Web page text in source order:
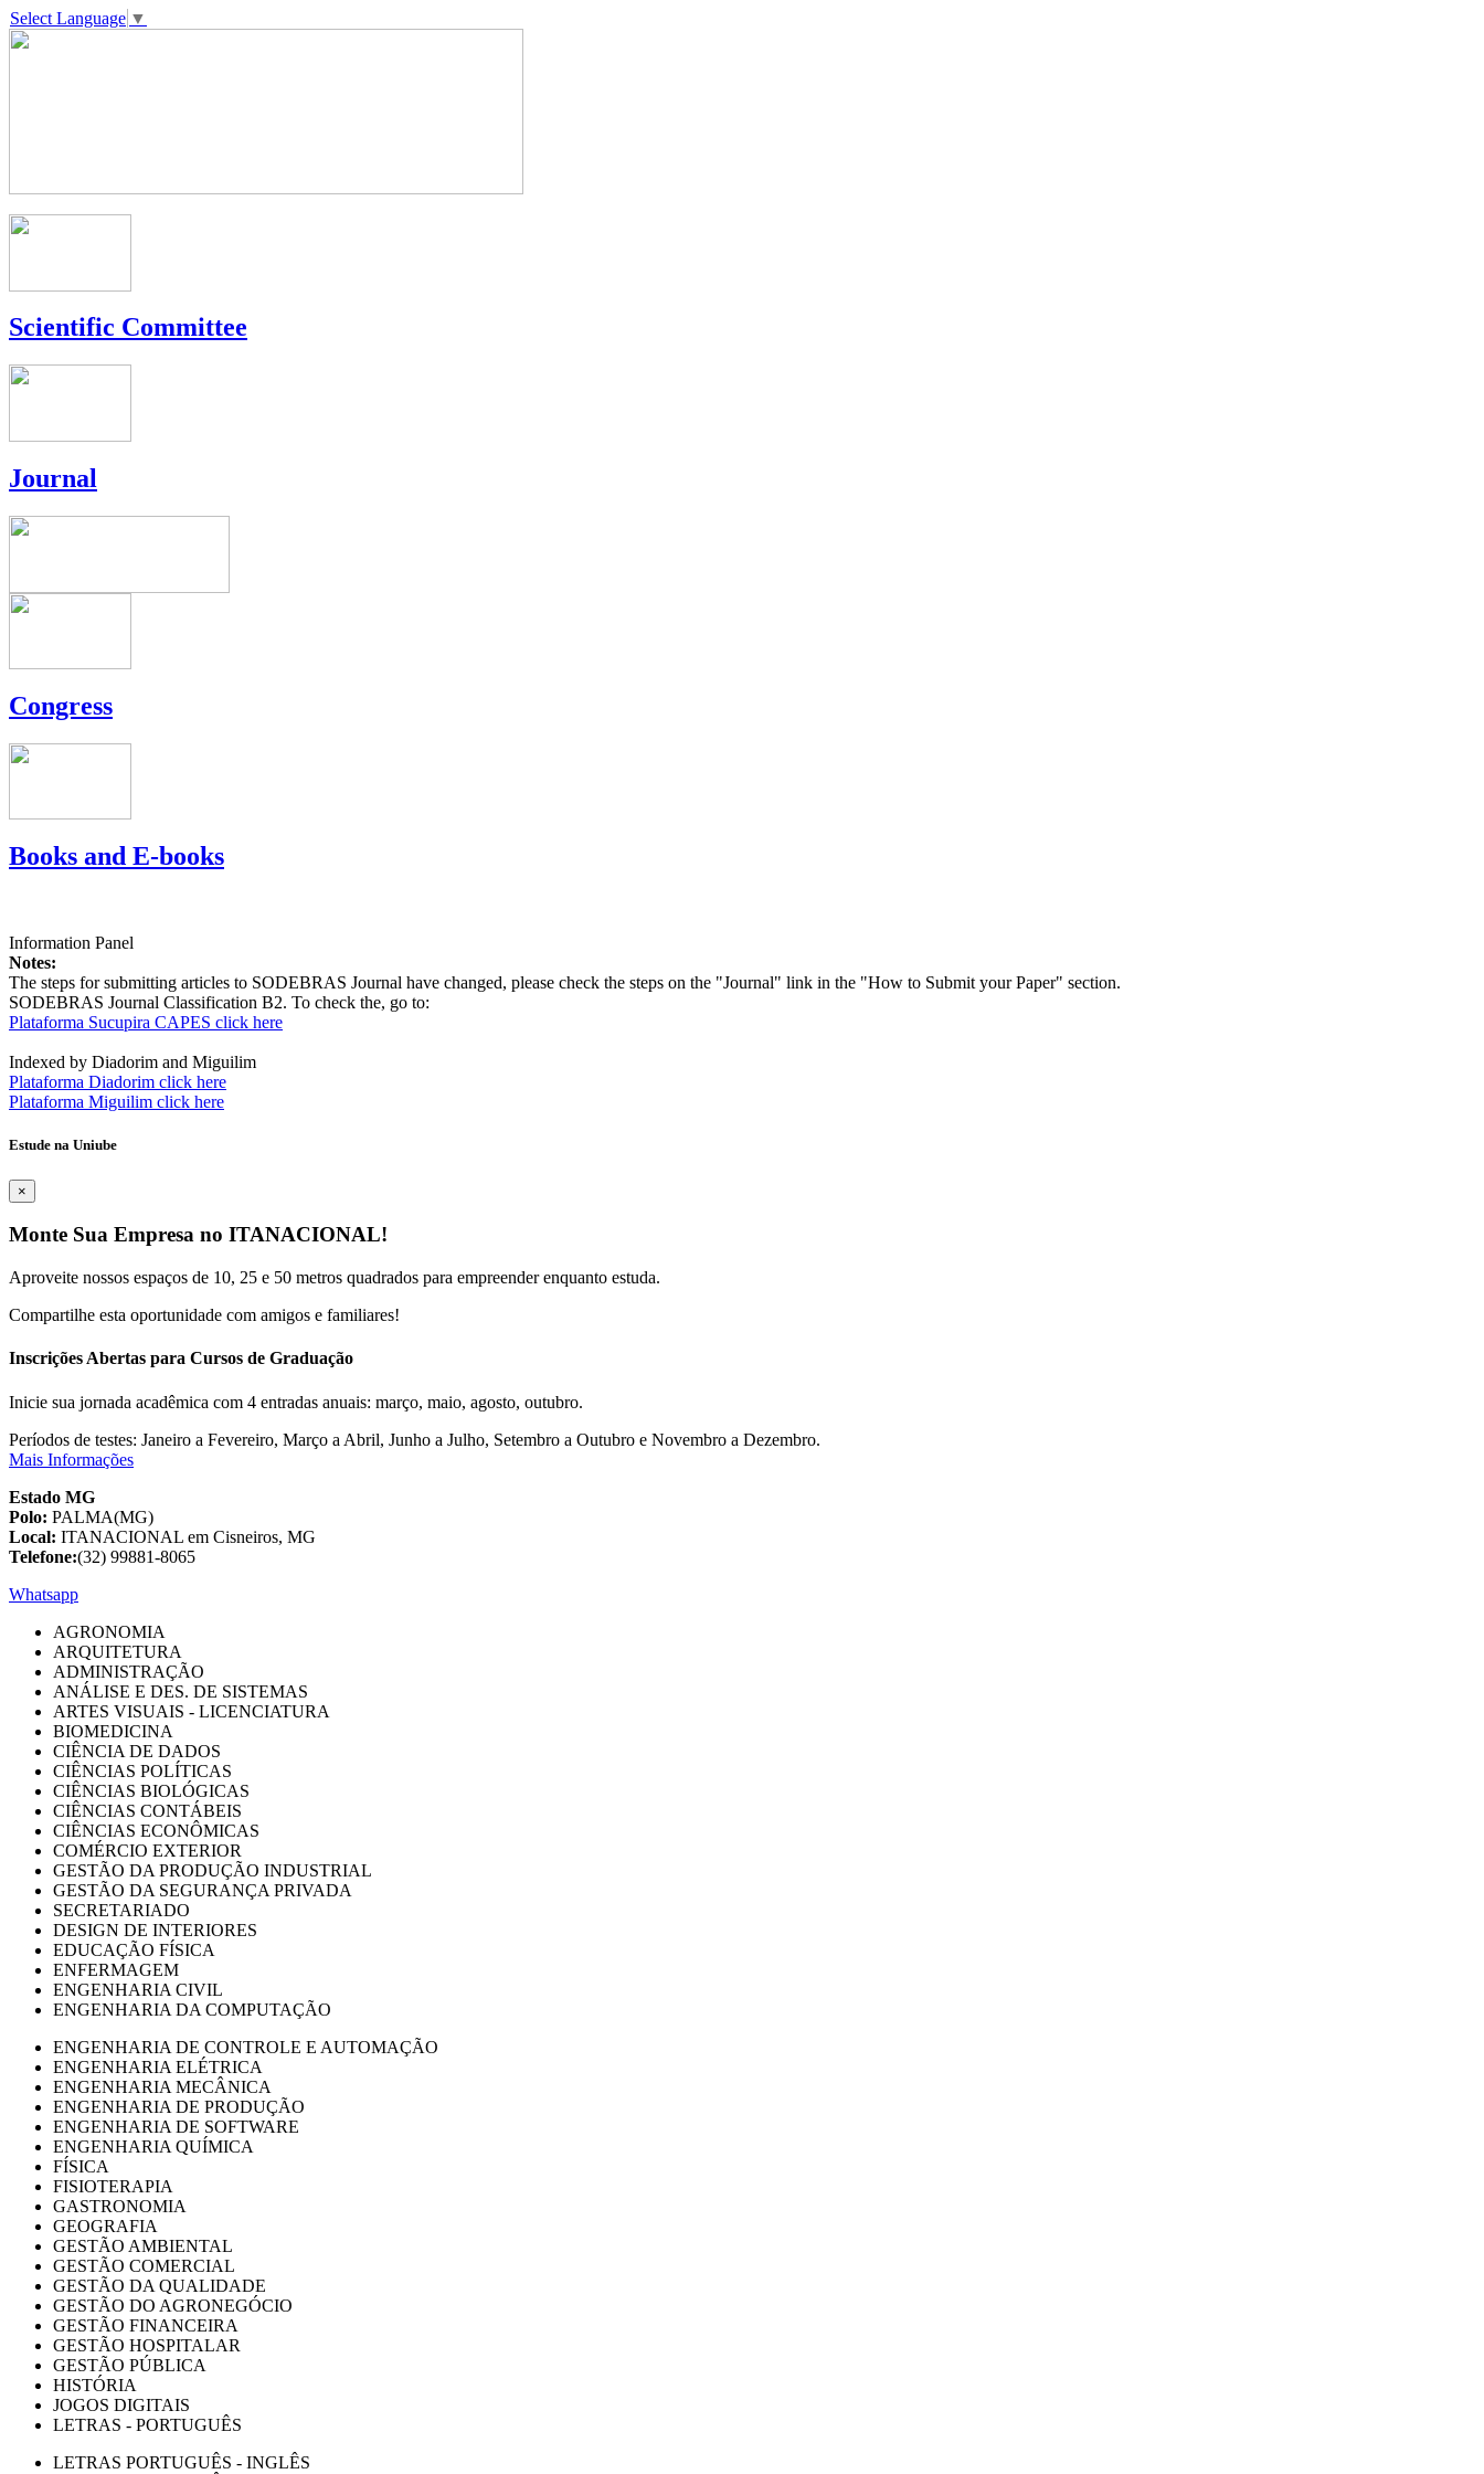
Select Language ▼
Scientific Committee
Journal
Congress
Books and E-books
Information Panel
Notes:
The steps for submitting articles to SODEBRAS Journal have changed, please check the steps on the "Journal" link in the "How to Submit your Paper" section.
SODEBRAS Journal Classification B2. To check the, go to:
Plataforma Sucupira CAPES click here
Indexed by Diadorim and Miguilim
Plataforma Diadorim click here
Plataforma Miguilim click here
Estude na Uniube
×
Monte Sua Empresa no ITANACIONAL!
Aproveite nossos espaços de 10, 25 e 50 metros quadrados para empreender enquanto estuda.
Compartilhe esta oportunidade com amigos e familiares!
Inscrições Abertas para Cursos de Graduação
Inicie sua jornada acadêmica com 4 entradas anuais: março, maio, agosto, outubro.
Períodos de testes: Janeiro a Fevereiro, Março a Abril, Junho a Julho, Setembro a Outubro e Novembro a Dezembro.
Mais Informações
Estado MG
Polo: PALMA(MG)
Local: ITANACIONAL em Cisneiros, MG
Telefone:(32) 99881-8065
Whatsapp
AGRONOMIA
ARQUITETURA
ADMINISTRAÇÃO
ANÁLISE E DES. DE SISTEMAS
ARTES VISUAIS - LICENCIATURA
BIOMEDICINA
CIÊNCIA DE DADOS
CIÊNCIAS POLÍTICAS
CIÊNCIAS BIOLÓGICAS
CIÊNCIAS CONTÁBEIS
CIÊNCIAS ECONÔMICAS
COMÉRCIO EXTERIOR
GESTÃO DA PRODUÇÃO INDUSTRIAL
GESTÃO DA SEGURANÇA PRIVADA
SECRETARIADO
DESIGN DE INTERIORES
EDUCAÇÃO FÍSICA
ENFERMAGEM
ENGENHARIA CIVIL
ENGENHARIA DA COMPUTAÇÃO
ENGENHARIA DE CONTROLE E AUTOMAÇÃO
ENGENHARIA ELÉTRICA
ENGENHARIA MECÂNICA
ENGENHARIA DE PRODUÇÃO
ENGENHARIA DE SOFTWARE
ENGENHARIA QUÍMICA
FÍSICA
FISIOTERAPIA
GASTRONOMIA
GEOGRAFIA
GESTÃO AMBIENTAL
GESTÃO COMERCIAL
GESTÃO DA QUALIDADE
GESTÃO DO AGRONEGÓCIO
GESTÃO FINANCEIRA
GESTÃO HOSPITALAR
GESTÃO PÚBLICA
HISTÓRIA
JOGOS DIGITAIS
LETRAS - PORTUGUÊS
LETRAS PORTUGUÊS - INGLÊS